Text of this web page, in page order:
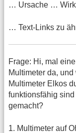
… Ursache …
… Text-Links zu
Frage: Hi, mal
Multimeter da,
Multimeter Elkos
funktionsfähig
gemacht?
1. Multimeter auf